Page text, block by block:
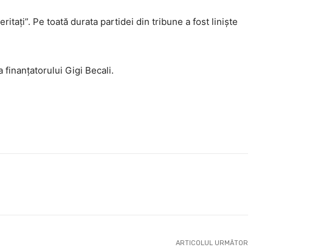
Pe toată durata partidei din tribune a fost liniște
finanțatorului Gigi Becali.
ARTICOLUL URMĂTOR